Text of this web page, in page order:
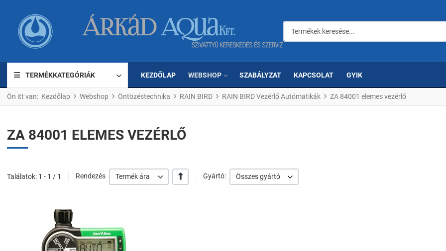
TERMÉKKATEGÓRIÁK KEZDŐLAP WEBSHOP SZABÁLYZAT KAPCSOLAT GYIK
Ön itt van: Kezdőlap Webshop Öntözéstechnika RAIN BIRD RAIN BIRD Vezérlő Autómatikák ZA 84001 elemes vezérlő
ZA 84001 ELEMES VEZÉRLŐ
Találatok: 1 - 1 / 1 Rendezés Termék ára +/- Gyártó: Összes gyártó